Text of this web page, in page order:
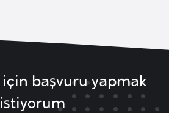
için başvuru yapmak
istiyorum